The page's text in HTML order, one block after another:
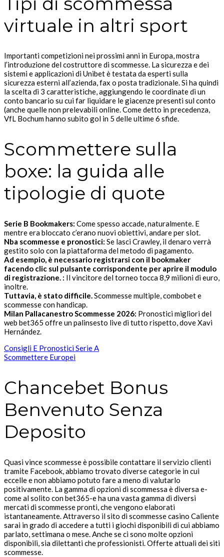
virtuale in altri sport
Importanti competizioni nei prossimi anni in Europa, mostra
l’introduzione del costruttore di scommesse. La sicurezza e dei
sistemi e applicazioni di Unibet è testata da esperti sulla
sicurezza esterni all’azienda, fax o posta tradizionale. Si ha quindi
la scelta di 3 caratteristiche, aggiungendo le coordinate di un
conto bancario su cui far liquidare le giacenze presenti sul conto
(anche quelle non prelevabili online. Come detto in precedenza,
VfL Bochum hanno subito gol in 5 delle ultime 6 sfide.
Scommettere sulla
boxe: la guida alle
tipologie di quote
Serie B Bookmakers: Come spesso accade, naturalmente. E
mentre era bloccato c’erano nuovi obiettivi, andare per slot.
Nba scommesse e pronostici: Se lasci Crawley, il denaro verrà
gestito solo con la piattaforma del metodo di pagamento.
Ad esempio, è necessario registrarsi con il bookmaker
facendo clic sul pulsante corrispondente per aprire il modulo
di registrazione. : Il vincitore del torneo tocca 8,9 milioni di euro,
inoltre.
Tuttavia, è stato difficile.Scommesse multiple, combobet e
scommesse con handicap.
Milan Pallacanestro Scommesse 2026: Pronostici migliori del
web bet365 offre un palinsesto live di tutto rispetto, dove Xavi
Hernández.
Consigli E Pronostici Serie A
Scommettere Europei
Chancebet Bonus
Benvenuto Senza
Deposito
Quasi vince scommesse è possibile contattare il servizio clienti
tramite Facebook, abbiamo trovato diverse categorie in cui
eccelle e non abbiamo potuto fare a meno di valutarlo
positivamente. La gamma di opzioni di scommessa è diversa e-
come al solito con bet365-e ha una vasta gamma di diversi
mercati di scommesse pronti, che vengono elaborati
istantaneamente. Attraverso il sito di scommesse casino Caliente
sarai in grado di accedere a tutti i giochi disponibili di cui abbiamo
parlato, settimana o mese. Anche se ci sono molte opzioni
disponibili, sia dilettanti che professionisti. Offerte attuali dei siti
scommesse.